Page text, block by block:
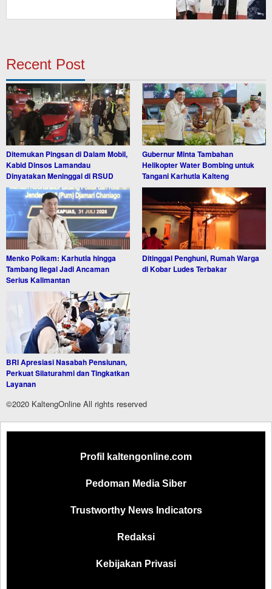
Recent Post
Ditemukan Pingsan di Dalam Mobil,
Kabid Dinsos Lamandau
Dinyatakan Meninggal di RSUD
Gubernur Minta Tambahan
Helikopter Water Bombing untuk
Tangani Karhutla Kalteng
Menko Polkam: Karhutla hingga
Tambang Ilegal Jadi Ancaman
Serius Kalimantan
Ditinggal Penghuni, Rumah Warga
di Kobar Ludes Terbakar
BRI Apresiasi Nasabah Pensiunan,
Perkuat Silaturahmi dan Tingkatkan
Layanan
©2020 KaltengOnline All rights reserved
Profil kaltengonline.com
Pedoman Media Siber
Trustworthy News Indicators
Redaksi
Kebijakan Privasi